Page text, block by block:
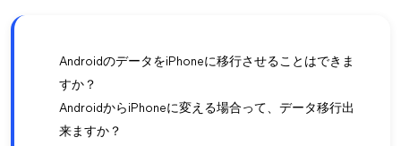
AndroidのデータをiPhoneに移行させることはできま
すか？
AndroidからiPhoneに変える場合って、データ移行出
来ますか？